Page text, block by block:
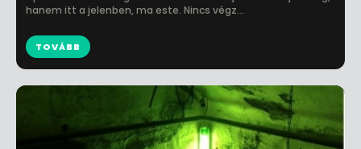
hanem itt a jelenben, ma este. Nincs végz...
TOVÁBB